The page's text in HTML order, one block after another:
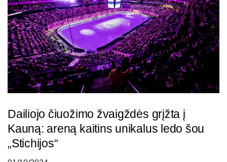
Dailiojo čiuožimo žvaigždės grįžta į
Kauną: areną kaitins unikalus ledo šou
„Stichijos“